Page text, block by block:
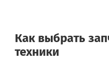
Как выбрать
техники